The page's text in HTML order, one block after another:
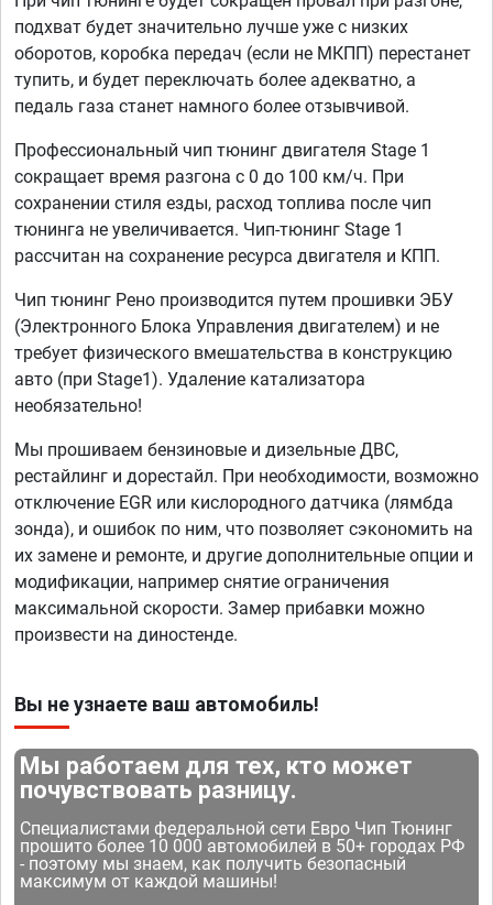
подхват будет значительно лучше уже с низких
оборотов, коробка передач (если не МКПП) перестанет
тупить, и будет переключать более адекватно, а
педаль газа станет намного более отзывчивой.
Профессиональный чип тюнинг двигателя Stage 1
сокращает время разгона с 0 до 100 км/ч. При
сохранении стиля езды, расход топлива после чип
тюнинга не увеличивается. Чип-тюнинг Stage 1
рассчитан на сохранение ресурса двигателя и КПП.
Чип тюнинг Рено производится путем прошивки ЭБУ
(Электронного Блока Управления двигателем) и не
требует физического вмешательства в конструкцию
авто (при Stage1). Удаление катализатора
необязательно!
Мы прошиваем бензиновые и дизельные ДВС,
рестайлинг и дорестайл. При необходимости, возможно
отключение EGR или кислородного датчика (лямбда
зонда), и ошибок по ним, что позволяет сэкономить на
их замене и ремонте, и другие дополнительные опции и
модификации, например снятие ограничения
максимальной скорости. Замер прибавки можно
произвести на диностенде.
Вы не узнаете ваш автомобиль!
Мы работаем для тех, кто может
почувствовать разницу.
Специалистами федеральной сети Евро Чип Тюнинг
прошито более 10 000 автомобилей в 50+ городах РФ
- поэтому мы знаем, как получить безопасный
максимум от каждой машины!